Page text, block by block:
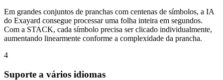
Em grandes conjuntos de pranchas com centenas de símbolos, a IA
do Exayard consegue processar uma folha inteira em segundos.
Com a STACK, cada símbolo precisa ser clicado individualmente,
aumentando linearmente conforme a complexidade da prancha.
4
Suporte a vários idiomas